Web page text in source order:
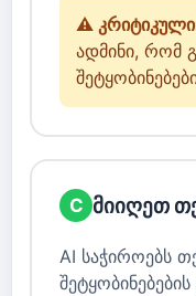
⚠️
ადმინი, რომ
C მიიღეთ
AI საჭიროებს